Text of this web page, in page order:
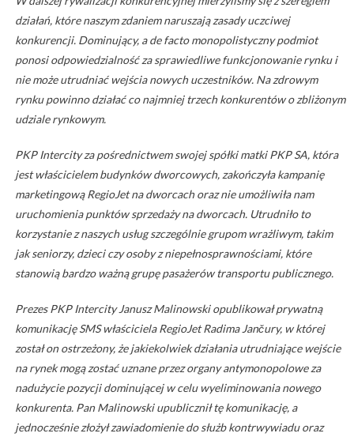
działań, które naszym zdaniem naruszają zasady uczciwej
konkurencji. Dominujący, a de facto monopolistyczny podmiot
ponosi odpowiedzialność za sprawiedliwe funkcjonowanie rynku i
nie może utrudniać wejścia nowych uczestników. Na zdrowym
rynku powinno działać co najmniej trzech konkurentów o zbliżonym
udziale rynkowym.
PKP Intercity za pośrednictwem swojej spółki matki PKP SA, która
jest właścicielem budynków dworcowych, zakończyła kampanię
marketingową RegioJet na dworcach oraz nie umożliwiła nam
uruchomienia punktów sprzedaży na dworcach. Utrudniło to
korzystanie z naszych usług szczególnie grupom wrażliwym, takim
jak seniorzy, dzieci czy osoby z niepełnosprawnościami, które
stanowią bardzo ważną grupę pasażerów transportu publicznego.
Prezes PKP Intercity Janusz Malinowski opublikował prywatną
komunikację SMS właściciela RegioJet Radima Jančury, w której
został on ostrzeżony, że jakiekolwiek działania utrudniające wejście
na rynek mogą zostać uznane przez organy antymonopolowe za
nadużycie pozycji dominującej w celu wyeliminowania nowego
konkurenta. Pan Malinowski upublicznił tę komunikację, a
jednocześnie złożył zawiadomienie do służb kontrwywiadu oraz